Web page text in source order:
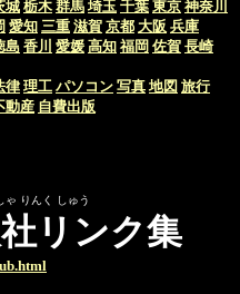
城 栃木 群馬 埼玉 千葉 東京 神奈川
愛知 三重 滋賀 京都 大阪 兵庫
島 香川 愛媛 高知 福岡 佐賀 長崎
律 理工 パソコン 写真 地図 旅行
動産 自費出版
ゃ りんく しゅう
リンク集